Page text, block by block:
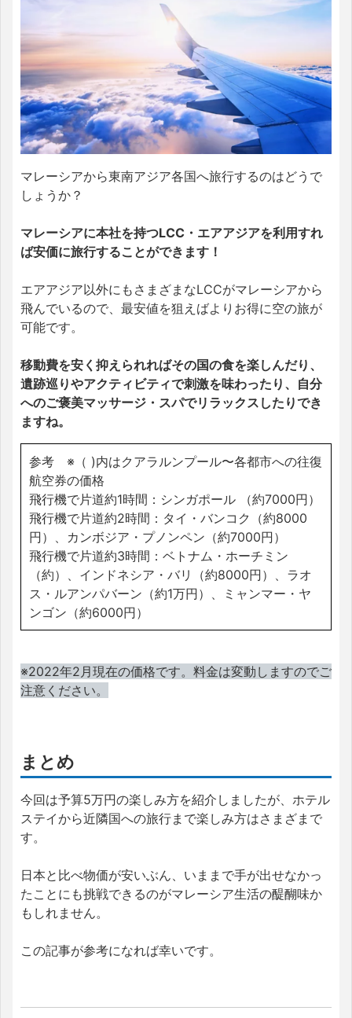
マレーシアから東南アジア各国へ旅行するのはどうで
しょうか？
マレーシアに本社を持つLCC・エアアジアを利用すれ
ば安価に旅行することができます！
エアアジア以外にもさまざまなLCCがマレーシアから
飛んでいるので、最安値を狙えばよりお得に空の旅が
可能です。
移動費を安く抑えられればその国の食を楽しんだり、
遺跡巡りやアクティビティで刺激を味わったり、自分
へのご褒美マッサージ・スパでリラックスしたりでき
ますね。
参考 ※（ )内はクアラルンプール〜各都市への往復
航空券の価格
飛行機で片道約1時間：シンガポール （約7000円）
飛行機で片道約2時間：タイ・バンコク（約8000
円）、カンボジア・プノンペン（約7000円）
飛行機で片道約3時間：ベトナム・ホーチミン
（約）、インドネシア・バリ（約8000円）、ラオ
ス・ルアンパバーン（約1万円）、ミャンマー・ヤ
ンゴン（約6000円）
※2022年2月現在の価格です。料金は変動しますのでご
注意ください。
まとめ
今回は予算5万円の楽しみ方を紹介しましたが、ホテル
ステイから近隣国への旅行まで楽しみ方はさまざまで
す。
日本と比べ物価が安いぶん、いままで手が出せなかっ
たことにも挑戦できるのがマレーシア生活の醍醐味か
もしれません。
この記事が参考になれば幸いです。